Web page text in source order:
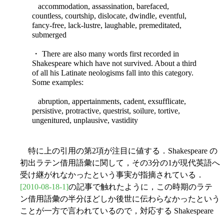
accommodation, assassination, barefaced,
countless, courtship, dislocate, dwindle, eventful,
fancy-free, lack-lustre, laughable, premeditated,
submerged
・ There are also many words first recorded in
Shakespeare which have not survived. About a third
of all his Latinate neologisms fall into this category.
Some examples:
abruption, appertainments, cadent, exsufflicate,
persistive, protractive, questrist, soilure, tortive,
ungenitured, unplausive, vastidity
特に上の引用の第2項が注目に値する．Shakespeare の
初出ラテン借用語彙に関して，その3分の1が現代英語へ
受け継がれなかったという事実が指摘されている．
[2010-08-18-1]の記事で触れたように，この時期のラテ
ン借用語彙の半分ほどしか後世に伝わらなかったという
ことが一方で言われているので，対応する Shakespeare